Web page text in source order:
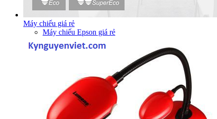
Máy chiếu giá rẻ
Máy chiếu Epson giá rẻ